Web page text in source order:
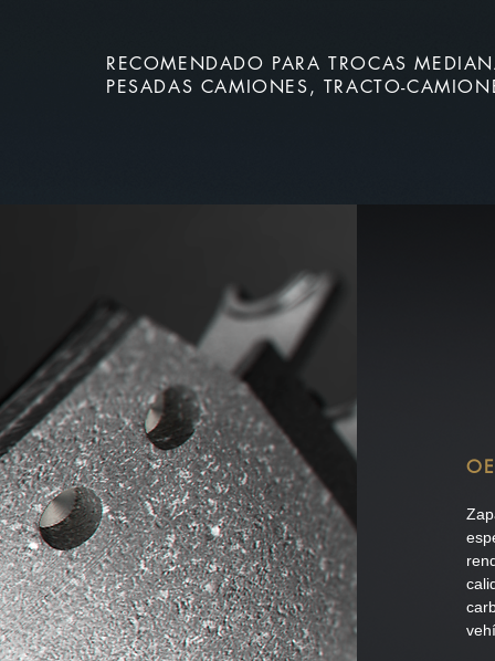
RECOMENDADO PARA TROCAS
PESADAS CAMIONES, TRACTO-